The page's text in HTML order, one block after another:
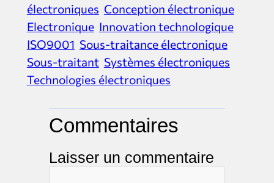
électroniques Conception électronique
Electronique Innovation technologique
ISO9001 Sous-traitance électronique
Sous-traitant Systèmes électroniques
Technologies électroniques
Commentaires
Laisser un commentaire